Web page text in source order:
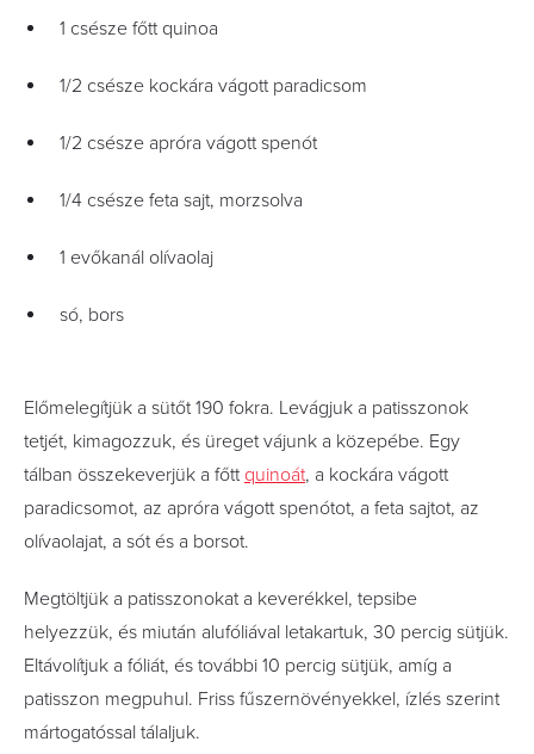
1 csésze főtt quinoa
1/2 csésze kockára vágott paradicsom
1/2 csésze apróra vágott spenót
1/4 csésze feta sajt, morzsolva
1 evőkanál olívaolaj
só, bors
Előmelegítjük a sütőt 190 fokra. Levágjuk a patisszonok
tetjét, kimagozzuk, és üreget vájunk a közepébe. Egy
tálban összekeverjük a főtt quinoát, a kockára vágott
paradicsomot, az apróra vágott spenótot, a feta sajtot, az
olívaolajat, a sót és a borsot.
Megtöltjük a patisszonokat a keverékkel, tepsibe
helyezzük, és miután alufóliával letakartuk, 30 percig sütjük.
Eltávolítjuk a fóliát, és további 10 percig sütjük, amíg a
patisszon megpuhul. Friss fűszernövényekkel, ízlés szerint
mártogatóssal tálaljuk.